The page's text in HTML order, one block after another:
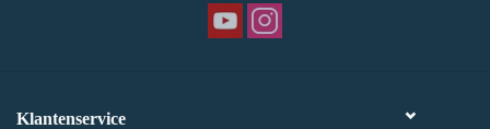
Klantenservice